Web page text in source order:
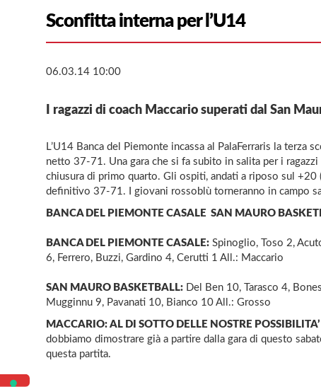
Sconfitta interna per l’U14
06.03.14 10:00
I ragazzi di coach Maccario superati dal San
L’U14 Banca del Piemonte incassa al PalaFerraris la terza
netto 37-71. Una gara che si fa subito in salita per i
chiusura di primo quarto. Gli ospiti, andati a riposo sul
definitivo 37-71. I giovani rossoblù torneranno in campo
BANCA DEL PIEMONTE CASALE  SAN MAURO
BANCA DEL PIEMONTE CASALE: Spinoglio, Toso 2,
6, Ferrero, Buzzi, Gardino 4, Cerutti 1 All.: Maccario
SAN MAURO BASKETBALL: Del Ben 10, Tarasco 4,
Mugginnu 9, Pavanati 10, Bianco 10 All.: Grosso
MACCARIO: AL DI SOTTO DELLE NOSTRE POSSIBILITA’
dobbiamo dimostrare già a partire dalla gara di questo
questa partita.